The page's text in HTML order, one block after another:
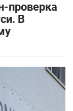
проверка
В